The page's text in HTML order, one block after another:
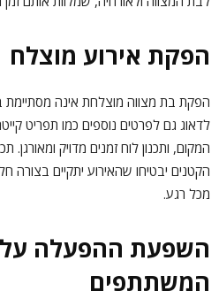
הפקת אירוע מוצלח
הפקת בת מצווה מוצלחת אינה מסתיימת
לדאוג גם לפרטים נוספים כמו תפריט
המקום, ותכנון לוח זמנים מדויק ומאורגן.
הקטנים יבטיחו שהאירוע יתקיים בצורה
מכל רגע.
השפעת ההפעלה על
המשתתפים